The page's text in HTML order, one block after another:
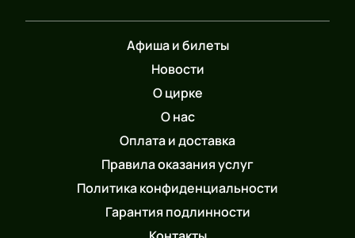
Афиша и билеты
Новости
О цирке
О нас
Оплата и доставка
Правила оказания услуг
Политика конфиденциальности
Гарантия подлинности